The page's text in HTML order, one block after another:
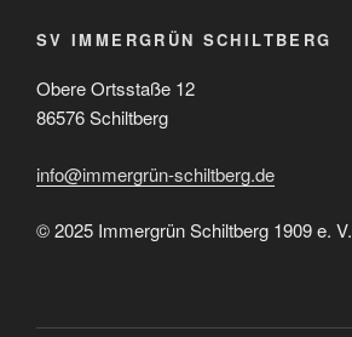
SV IMMERGRÜN SCHILTBERG
Obere Ortsstaße 12
86576 Schiltberg
info@immergrün-schiltberg.de
© 2025 Immergrün Schiltberg 1909 e. V.